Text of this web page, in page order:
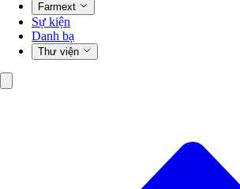
Farmext
Sự kiện
Danh bạ
Thư viện